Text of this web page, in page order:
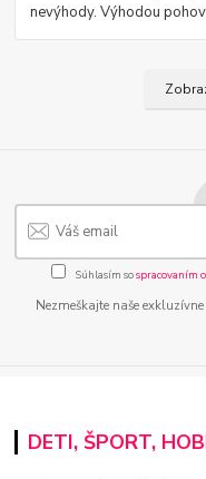
nevýhody. Výhodou
Súhlasím sospracovaním
Nezmeškajte naše
DETI, ŠPORT,